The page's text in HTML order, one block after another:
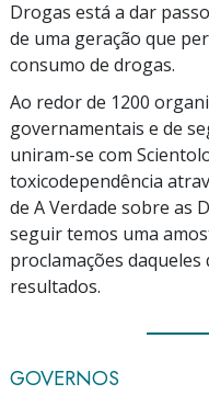
Drogas está a dar
de uma geração que
consumo de drogas.
Ao redor de 1200
governamentais e de
uniram-se com
toxicodependência
de A Verdade sobre as
seguir temos uma
proclamações
resultados.
GOVERNOS